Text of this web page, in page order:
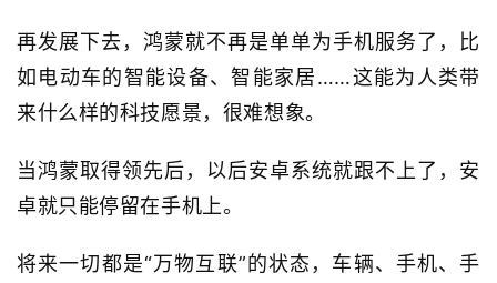
再发展下去，鸿蒙就不再是单单为手机服务了，比
如电动车的智能设备、智能家居……这能为人类带
来什么样的科技愿景，很难想象。
当鸿蒙取得领先后，以后安卓系统就跟不上了，安
卓就只能停留在手机上。
将来一切都是“万物互联”的状态，车辆、手机、手